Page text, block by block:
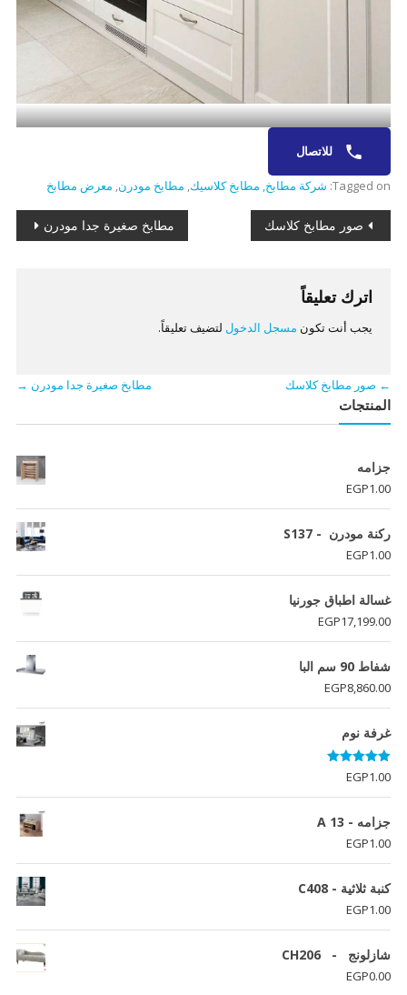
للاتصال
Tagged on: شركة مطابخ, مطابخ كلاسيك, مطابخ مودرن, معرض مطابخ
تصفّح
صور مطابخ كلاسك مطابخ صغيرة جدا مودرن
اترك تعليقاً
يجب أنت تكون مسجل الدخول لتضيف تعليقاً.
← صور مطابخ كلاسك مطابخ صغيرة جدا مودرن →
المنتجات
جزامه
EGP1.00
ركنة مودرن - S137
EGP1.00
غسالة اطباق جورنيا
EGP17,199.00
شفاط 90 سم البا
EGP8,860.00
غرفة نوم
تم التقييم
5.00
من 5
EGP1.00
جزامه - A 13
EGP1.00
كنبة ثلاثية - C408
EGP1.00
شازلونج - CH206
EGP0.00